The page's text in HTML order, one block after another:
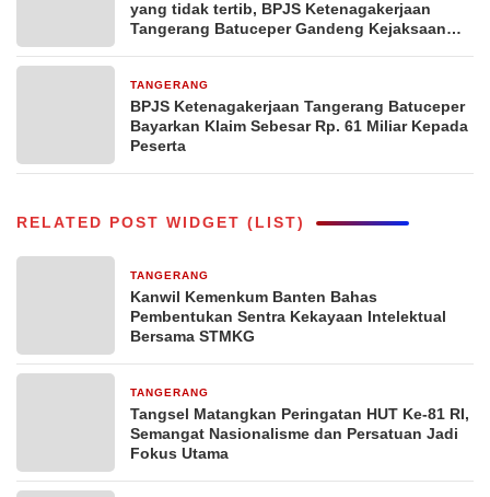
yang tidak tertib, BPJS Ketenagakerjaan
Tangerang Batuceper Gandeng Kejaksaan
TANGERANG
BPJS Ketenagakerjaan Tangerang Batuceper
Bayarkan Klaim Sebesar Rp. 61 Miliar Kepada
Peserta
RELATED POST WIDGET (LIST)
TANGERANG
Kanwil Kemenkum Banten Bahas
Pembentukan Sentra Kekayaan Intelektual
Bersama STMKG
TANGERANG
Tangsel Matangkan Peringatan HUT Ke-81 RI,
Semangat Nasionalisme dan Persatuan Jadi
Fokus Utama